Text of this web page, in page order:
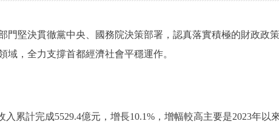
堅決貫徹黨中央、國務院決策部署，認真落實積極的財政政
域，全力支撐首都經濟社會平穩運作。
計完成5529.4億元，增長10.1%，增幅較高主要是2023年以